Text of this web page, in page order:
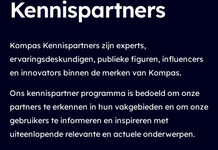
Kennispartners
Kompas Kennispartners zijn experts,
ervaringsdeskundigen, publieke figuren, influencers
en innovators binnen de merken van Kompas.
Ons kennispartner programma is bedoeld om onze
partners te erkennen in hun vakgebieden en om onze
gebruikers te informeren en inspireren met
uiteenlopende relevante en actuele onderwerpen.